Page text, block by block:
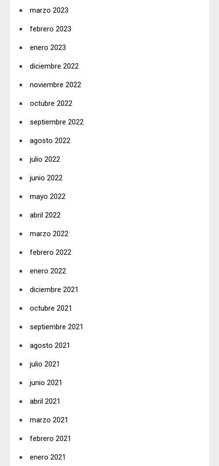
marzo 2023
febrero 2023
enero 2023
diciembre 2022
noviembre 2022
octubre 2022
septiembre 2022
agosto 2022
julio 2022
junio 2022
mayo 2022
abril 2022
marzo 2022
febrero 2022
enero 2022
diciembre 2021
octubre 2021
septiembre 2021
agosto 2021
julio 2021
junio 2021
abril 2021
marzo 2021
febrero 2021
enero 2021